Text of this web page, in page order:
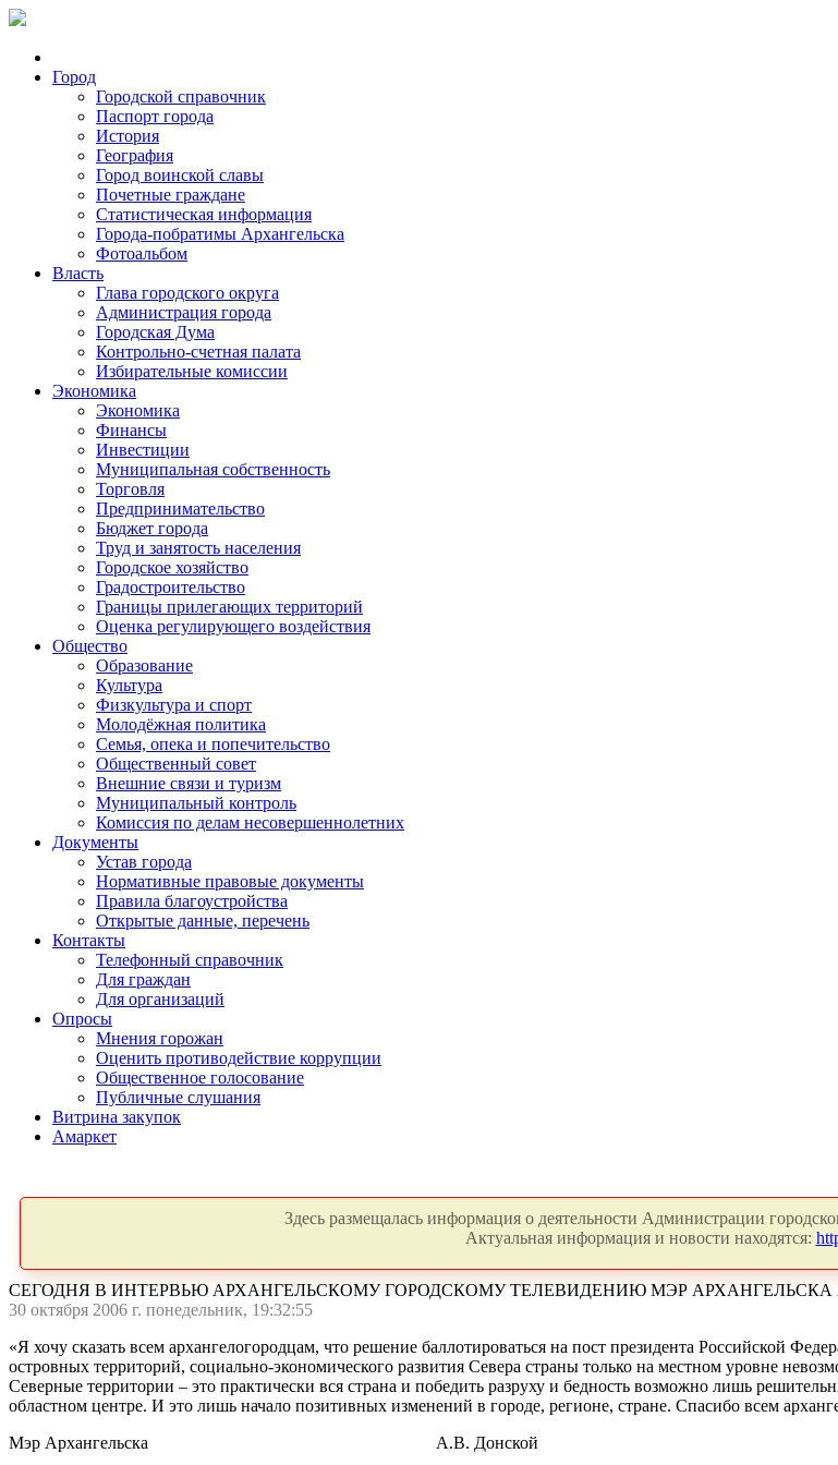
Город
Городской справочник
Паспорт города
История
География
Город воинской славы
Почетные граждане
Статистическая информация
Города-побратимы Архангельска
Фотоальбом
Власть
Глава городского округа
Администрация города
Городская Дума
Контрольно-счетная палата
Избирательные комиссии
Экономика
Экономика
Финансы
Инвестиции
Муниципальная собственность
Торговля
Предпринимательство
Бюджет города
Труд и занятость населения
Городское хозяйство
Градостроительство
Границы прилегающих территорий
Оценка регулирующего воздействия
Общество
Образование
Культура
Физкультура и спорт
Молодёжная политика
Семья, опека и попечительство
Общественный совет
Внешние связи и туризм
Муниципальный контроль
Комиссия по делам несовершеннолетних
Документы
Устав города
Нормативные правовые документы
Правила благоустройства
Открытые данные, перечень
Контакты
Телефонный справочник
Для граждан
Для организаций
Опросы
Мнения горожан
Оценить противодействие коррупции
Общественное голосование
Публичные слушания
Витрина закупок
Амаркет
Здесь размещалась информация о деятельности Администрации
Актуальная информация и новости находятся:
СЕГОДНЯ В ИНТЕРВЬЮ АРХАНГЕЛЬСКОМУ ГОРОДСКОМУ ТЕЛЕВИДЕНИЮ МЭР
30 октября 2006 г. понедельник, 19:32:55
«Я хочу сказать всем архангелогородцам, что решение баллотироваться на пост президента Российской
островных территорий, социально-экономического развития Севера страны только на местном уровне
Северные территории – это практически вся страна и победить разруху и бедность возможно лишь
областном центре. И это лишь начало позитивных изменений в городе, регионе, стране. Спасибо всем
Мэр Архангельска А.В. Донской